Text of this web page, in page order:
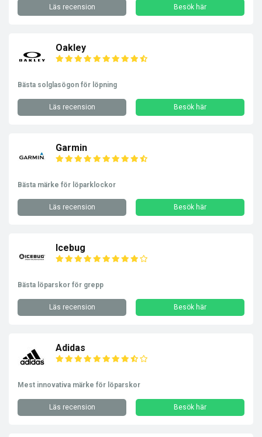
Läs recension Besök här
Oakley
Bästa solglasögon för löpning
Läs recension Besök här
Garmin
Bästa märke för löparklockor
Läs recension Besök här
Icebug
Bästa löparskor för grepp
Läs recension Besök här
Adidas
Mest innovativa märke för löparskor
Läs recension Besök här